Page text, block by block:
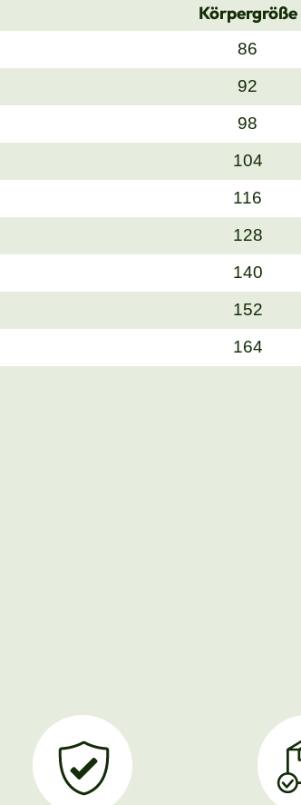
Körpergröße
86
92
98
104
116
128
140
152
164